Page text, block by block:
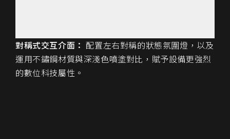
對稱式交互介面： 配置左右對稱的狀態氛圍燈，以及
運用不鏽鋼材質與深淺色噴塗對比，賦予設備更強烈
的數位科技屬性。